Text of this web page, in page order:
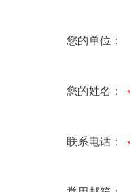
您的单位：
您的姓名：
联系电话：